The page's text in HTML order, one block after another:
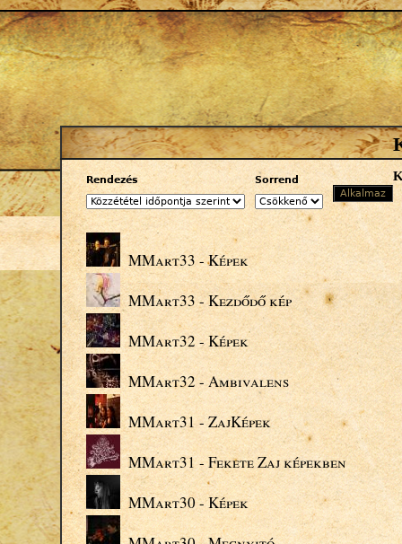
Jump to navigation
Rendezés Sorrend
MMart33 - Képek
MMart33 - Kezdődő kép
MMart32 - Képek
MMart32 - Ambivalens
MMart31 - ZajKépek
MMart31 - Fekete Zaj képekben
MMart30 - Képek